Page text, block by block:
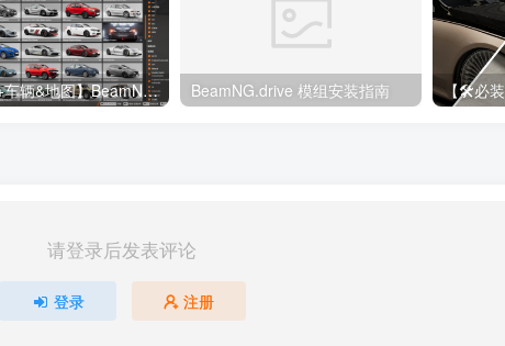
【🔥190+车辆&地图】BeamNG整合包 BeamNG.drive 模组安装指南
请登录后发表评论
登录 注册